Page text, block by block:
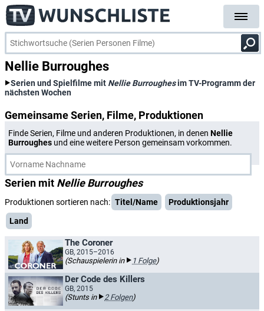
Nellie Burroughes
Serien und Spielfilme mit Nellie Burroughesim TV-Programm der
nächsten Wochen
Gemeinsame Serien, Filme, Produktionen
Finde Serien, Filme und anderen Produktionen, in denen Nellie
Burroughes und eine weitere Person gemeinsam vorkommen.
Serien mit Nellie Burroughes
Produktionen sortieren nach: Titel/Name
Produktionsjahr
Land
The Coroner
GB, 2015–2016
(Schauspielerin in 1 Folge)
Der Code des Killers
GB, 2015
(Stunts in 2 Folgen)